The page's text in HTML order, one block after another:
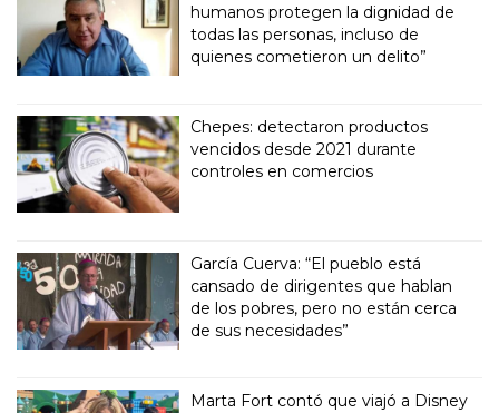
humanos protegen la dignidad de
todas las personas, incluso de
quienes cometieron un delito”
Chepes: detectaron productos
vencidos desde 2021 durante
controles en comercios
García Cuerva: “El pueblo está
cansado de dirigentes que hablan
de los pobres, pero no están cerca
de sus necesidades”
Marta Fort contó que viajó a Disney